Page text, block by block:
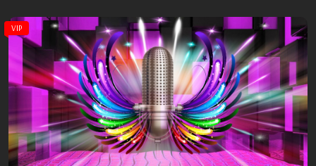
VIP